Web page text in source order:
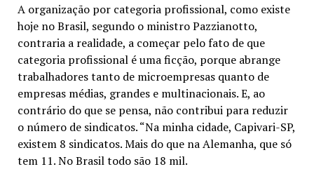
A organização por categoria profissional, como existe
hoje no Brasil, segundo o ministro Pazzianotto,
contraria a realidade, a começar pelo fato de que
categoria profissional é uma ficção, porque abrange
trabalhadores tanto de microempresas quanto de
empresas médias, grandes e multinacionais. E, ao
contrário do que se pensa, não contribui para reduzir
o número de sindicatos. “Na minha cidade, Capivari-SP,
existem 8 sindicatos. Mais do que na Alemanha, que só
tem 11. No Brasil todo são 18 mil.